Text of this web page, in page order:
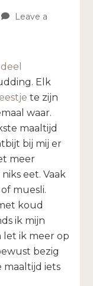
Leave a
Elk
te zijn
waar.
maaltijd
bij mij er
meer
eet. Vaak
muesli.
koud
ik mijn
let ik meer op
bezig
maaltijd iets